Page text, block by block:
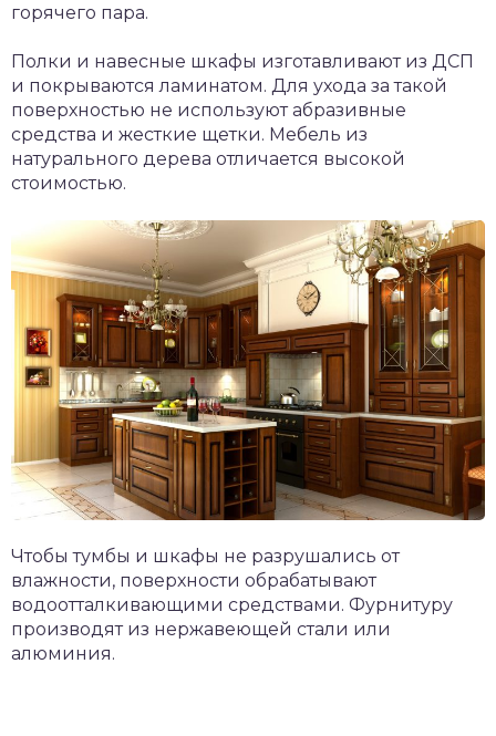
горячего пара.
Полки и навесные шкафы изготавливают из ДСП
и покрываются ламинатом. Для ухода за такой
поверхностью не используют абразивные
средства и жесткие щетки. Мебель из
натурального дерева отличается высокой
стоимостью.
Чтобы тумбы и шкафы не разрушались от
влажности, поверхности обрабатывают
водоотталкивающими средствами. Фурнитуру
производят из нержавеющей стали или
алюминия.